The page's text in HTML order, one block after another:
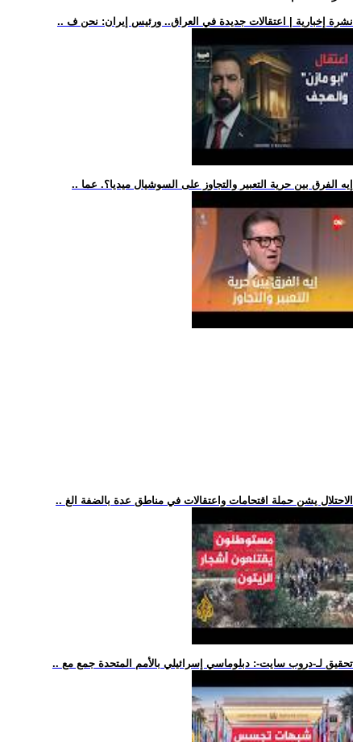
.. نشرة إخبارية | اعتقالات جديدة في العراق.. ورئيس إيران: نحن ف
.. إيه الفرق بين حرية التعبير والتجاوز على السوشيال ميديا؟. عما
.. الاحتلال يشن حملة اقتحامات واعتقالات في مناطق عدة بالضفة الغ
.. تحقيق لـ-دروب سايت-: دبلوماسي إسرائيلي بالأمم المتحدة جمع مع